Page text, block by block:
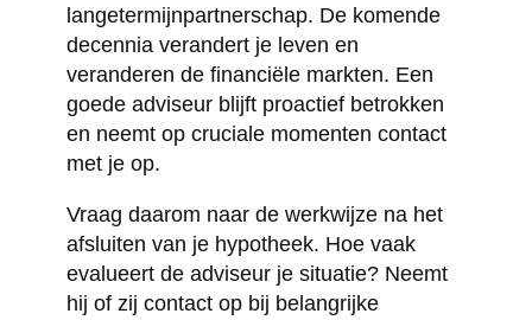
langetermijnpartnerschap. De komende
decennia verandert je leven en
veranderen de financiële markten. Een
goede adviseur blijft proactief betrokken
en neemt op cruciale momenten contact
met je op.
Vraag daarom naar de werkwijze na het
afsluiten van je hypotheek. Hoe vaak
evalueert de adviseur je situatie? Neemt
hij of zij contact op bij belangrijke